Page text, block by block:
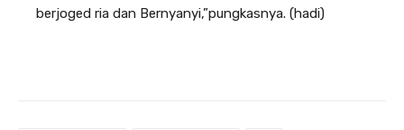
berjoged ria dan Bernyanyi,”pungkasnya. (hadi)